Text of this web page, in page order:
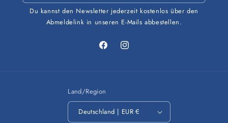
Du kannst den Newsletter jederzeit kostenlos über den
Abmeldelink in unseren E-Mails abbestellen.
FacebookInstagram
Land/Region
Deutschland | EUR €